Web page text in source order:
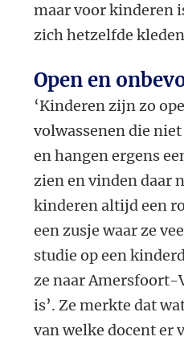
maar voor kinderen
zich hetzelfde
Open en
‘Kinderen zijn zo
volwassenen die
en hangen ergens
zien en vinden daar
kinderen altijd een
een zusje waar ze
studie op een
ze naar Amersfoort-
is’. Ze merkte dat
van welke docent er